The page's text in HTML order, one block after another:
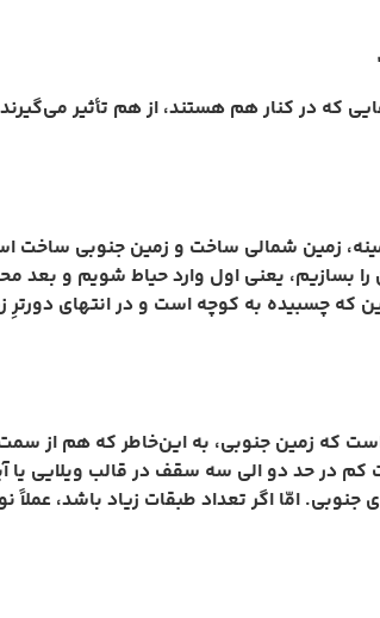
در کنار هم هستند، از هم تأثیر
زمین شمالی ساخت و زمین جنوبی
بسازیم، یعنی اول وارد حیاط شویم و بعد
به کوچه است و در انتهای دورترِ
که زمین جنوبی، به این‌خاطر که هم از سمت
دو الی سه سقف در قالب ویلایی یا
جنوبی. امّا اگر تعداد طبقات زیاد باشد،